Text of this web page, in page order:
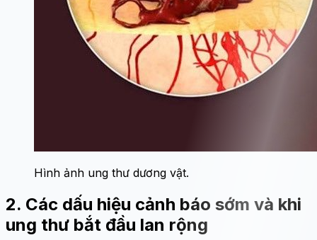
Hình ảnh ung thư dương vật.
2. Các dấu hiệu cảnh báo sớm và khi
ung thư bắt đầu lan rộng